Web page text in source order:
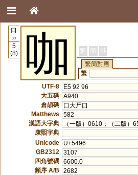
口
30
5
(8)
咖 繁 簡 港
繁簡對應
繁
UTF-8
E5 92 96
大五碼 A940
倉頡碼
口大尸口
Matthews
582
漢語大字典
（一版）0610；（二版）
康熙字典
Unicode
U+5496
GB2312
3107
四角號碼 6600.0
頻序 A/B
2682